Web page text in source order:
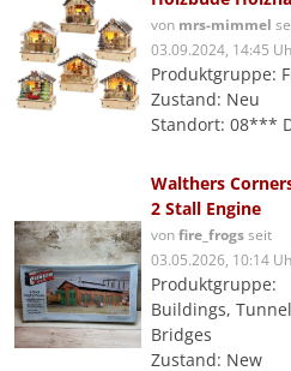
von mrs-mimmel
03.09.2024, 14:45
Produktgruppe:
Zustand: Neu
Standort: 08***
Walthers
2 Stall Engine
vonfire_frogsseit
03.05.2026, 10:14
Produktgruppe:
Buildings,
Bridges
Zustand: New